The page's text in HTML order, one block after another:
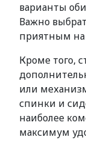
варианты
Важно
приятным на
Кроме того,
или
спинки и
наиболее
максимум